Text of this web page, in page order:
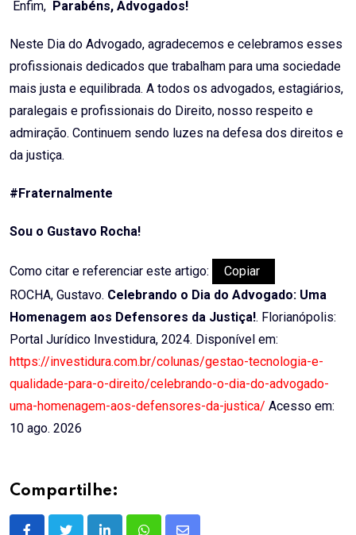
Enfim, Parabéns, Advogados!
Neste Dia do Advogado, agradecemos e celebramos esses
profissionais dedicados que trabalham para uma sociedade
mais justa e equilibrada. A todos os advogados, estagiários,
paralegais e profissionais do Direito, nosso respeito e
admiração. Continuem sendo luzes na defesa dos direitos e
da justiça.
#Fraternalmente
Sou o Gustavo Rocha!
Como citar e referenciar este artigo:
Copiar
ROCHA, Gustavo. Celebrando o Dia do Advogado: Uma
Homenagem aos Defensores da Justiça!. Florianópolis:
Portal Jurídico Investidura, 2024. Disponível em:
https://investidura.com.br/colunas/gestao-tecnologia-e-
qualidade-para-o-direito/celebrando-o-dia-do-advogado-
uma-homenagem-aos-defensores-da-justica/ Acesso em:
10 ago. 2026
Compartilhe: